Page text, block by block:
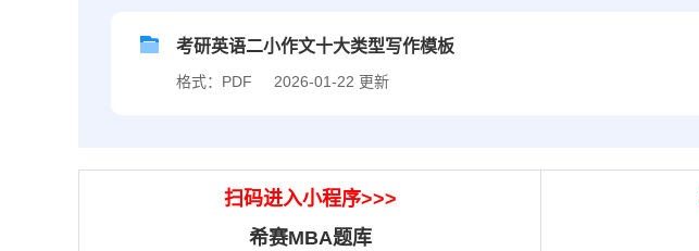
考研英语二小作文十大类型写作模板
格式：PDF 2026-01-22 更新
扫码进入小程序>>>
希赛MBA题库